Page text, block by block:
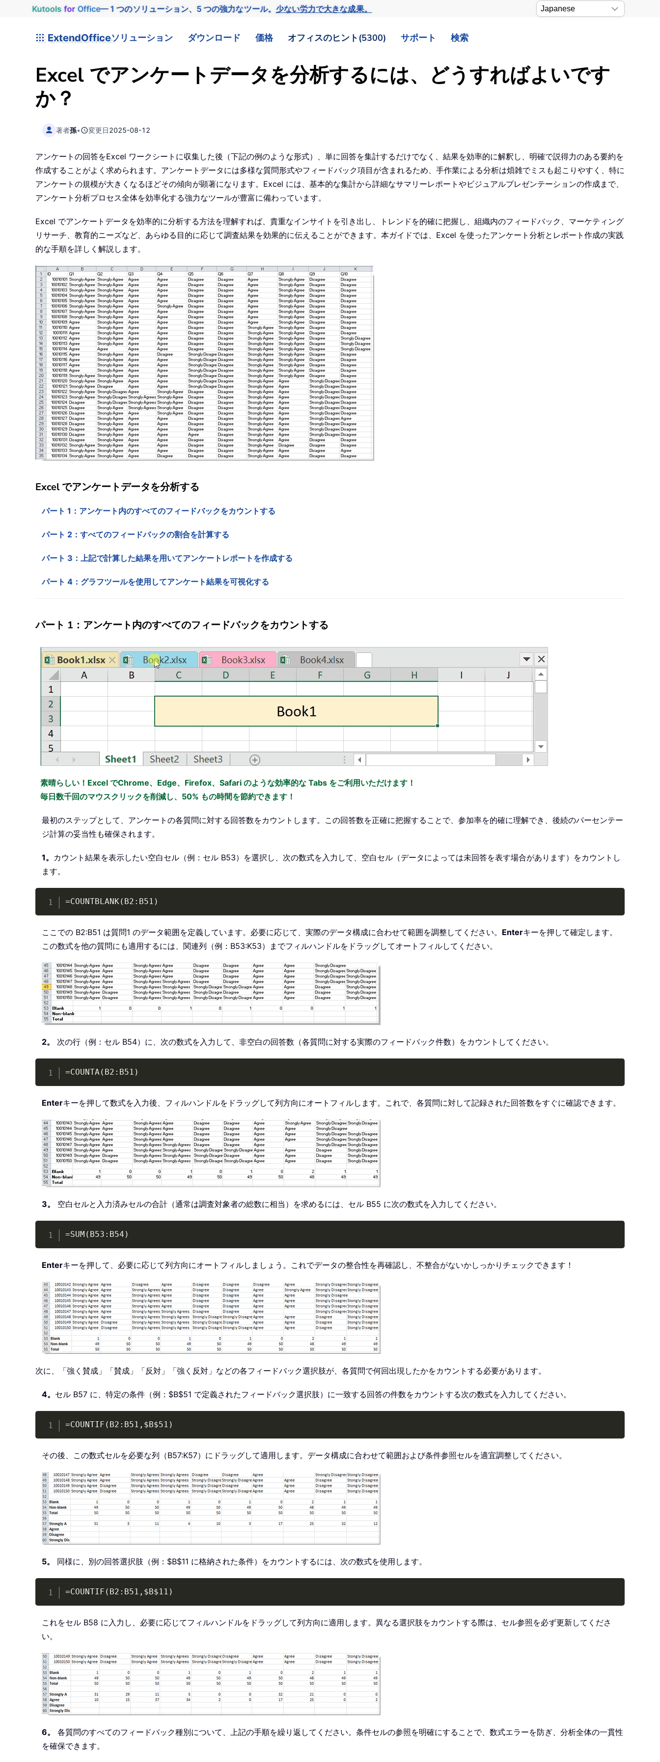
Kutools for Office— 1 つのソリューション、5 つの強力なツール。 少ない労力で大きな成果。
ExtendOfficeソリューション ダウンロード 価格 オフィスのヒント(5300) サポート 検索
Excel でアンケートデータを分析するには、どうすればよいです
か？
著者孫• 変更日2025-08-12
アンケートの回答をExcel ワークシートに収集した後（下記の例のような形式）、単に回答を集計するだけでなく、結果を効率的に解釈し、明確で説得力のある要約を
作成することがよく求められます。アンケートデータには多様な質問形式やフィードバック項目が含まれるため、手作業による分析は煩雑でミスも起こりやすく、特に
アンケートの規模が大きくなるほどその傾向が顕著になります。Excel には、基本的な集計から詳細なサマリーレポートやビジュアルプレゼンテーションの作成まで、
アンケート分析プロセス全体を効率化する強力なツールが豊富に備わっています。
Excel でアンケートデータを効率的に分析する方法を理解すれば、貴重なインサイトを引き出し、トレンドを的確に把握し、組織内のフィードバック、マーケティング
リサーチ、教育的ニーズなど、あらゆる目的に応じて調査結果を効果的に伝えることができます。本ガイドでは、Excel を使ったアンケート分析とレポート作成の実践
的な手順を詳しく解説します。
Excel でアンケートデータを分析する
パート 1：アンケート内のすべてのフィードバックをカウントする
パート 2：すべてのフィードバックの割合を計算する
パート 3：上記で計算した結果を用いてアンケートレポートを作成する
パート 4：グラフツールを使用してアンケート結果を可視化する
パート 1：アンケート内のすべてのフィードバックをカウントする
素晴らしい！Excel でChrome、Edge、Firefox、Safari のような効率的な Tabs をご利用いただけます！
毎日数千回のマウスクリックを削減し、50% もの時間を節約できます！
最初のステップとして、アンケートの各質問に対する回答数をカウントします。この回答数を正確に把握することで、参加率を的確に理解でき、後続のパーセンテー
ジ計算の妥当性も確保されます。
1。 カウント結果を表示したい空白セル（例：セル B53）を選択し、次の数式を入力して、空白セル（データによっては未回答を表す場合があります）をカウントし
ます。
=COUNTBLANK(B2:B51)
ここでの B2:B51 は質問1 のデータ範囲を定義しています。必要に応じて、実際のデータ構成に合わせて範囲を調整してください。 Enterキーを押して確定します。
この数式を他の質問にも適用するには、関連列（例：B53:K53）までフィルハンドルをドラッグしてオートフィルしてください。
2。 次の行（例：セル B54）に、次の数式を入力して、非空白の回答数（各質問に対する実際のフィードバック件数）をカウントしてください。
=COUNTA(B2:B51)
Enterキーを押して数式を入力後、フィルハンドルをドラッグして列方向にオートフィルします。これで、各質問に対して記録された回答数をすぐに確認できます。
3。 空白セルと入力済みセルの合計（通常は調査対象者の総数に相当）を求めるには、セル B55 に次の数式を入力してください。
=SUM(B53:B54)
Enterキーを押して、必要に応じて列方向にオートフィルしましょう。これでデータの整合性を再確認し、不整合がないかしっかりチェックできます！
次に、「強く賛成」「賛成」「反対」「強く反対」などの各フィードバック選択肢が、各質問で何回出現したかをカウントする必要があります。
4。 セル B57 に、特定の条件（例：$B$51 で定義されたフィードバック選択肢）に一致する回答の件数をカウントする次の数式を入力してください。
=COUNTIF(B2:B51,$B$51)
その後、この数式セルを必要な列（B57:K57）にドラッグして適用します。データ構成に合わせて範囲および条件参照セルを適宜調整してください。
5。 同様に、別の回答選択肢（例：$B$11 に格納された条件）をカウントするには、次の数式を使用します。
=COUNTIF(B2:B51,$B$11)
これをセル B58 に入力し、必要に応じてフィルハンドルをドラッグして列方向に適用します。異なる選択肢をカウントする際は、セル参照を必ず更新してくださ
い。
6。
各質問のすべてのフィードバック種別について、上記の手順を繰り返してください。条件セルの参照を明確にすることで、数式エラーを防ぎ、分析全体の一貫性
を確保できます。